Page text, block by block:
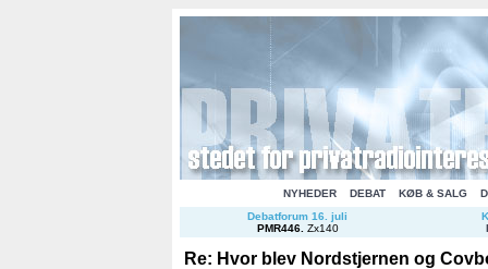
NYHEDER DEBAT KØB & SALG
Debatforum 16. juli
PMR446. Zx140
Re: Hvor blev Nordstjernen og